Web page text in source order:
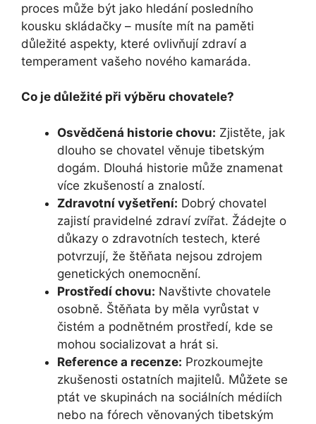
proces může být jako hledání posledního
kousku skládačky – musíte mít na paměti
důležité aspekty, které ovlivňují zdraví a
temperament vašeho nového kamaráda.
Co je důležité při výběru chovatele?
Osvědčená historie chovu: Zjistěte, jak
dlouho se chovatel věnuje tibetským
dogám. Dlouhá historie může znamenat
více zkušeností a znalostí.
Zdravotní vyšetření: Dobrý chovatel
zajistí pravidelné zdraví zvířat. Žádejte o
důkazy o zdravotních testech, které
potvrzují, že štěňata nejsou zdrojem
genetických onemocnění.
Prostředí chovu: Navštivte chovatele
osobně. Štěňata by měla vyrůstat v
čistém a podnětném prostředí, kde se
mohou socializovat a hrát si.
Reference a recenze: Prozkoumejte
zkušenosti ostatních majitelů. Můžete se
ptát ve skupinách na sociálních médiích
nebo na fórech věnovaných tibetským